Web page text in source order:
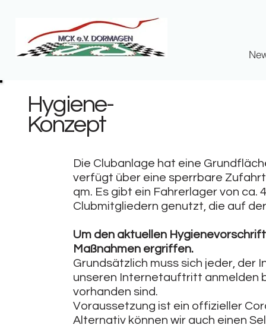
Hygiene-
Konzept
Die Clubanlage hat eine
verfügt über eine sperrbare
qm. Es gibt ein Fahrerlager von ca.
Clubmitgliedern genutzt, die auf
Um den aktuellen
Maßnahmen ergriffen.
Grundsätzlich muss sich jeder, der
unseren Internetauftritt anmelden
vorhanden sind.
Voraussetzung ist ein offizieller
Alternativ können wir auch einen